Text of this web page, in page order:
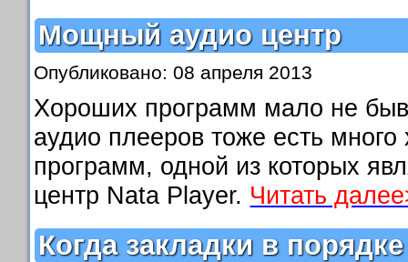
Мощный аудио центр
Опубликовано: 08 апреля 2013
Хороших программ мало не
аудио плееров тоже есть
программ, одной из которых
центр Nata Player. Читать
Когда закладки в порядке